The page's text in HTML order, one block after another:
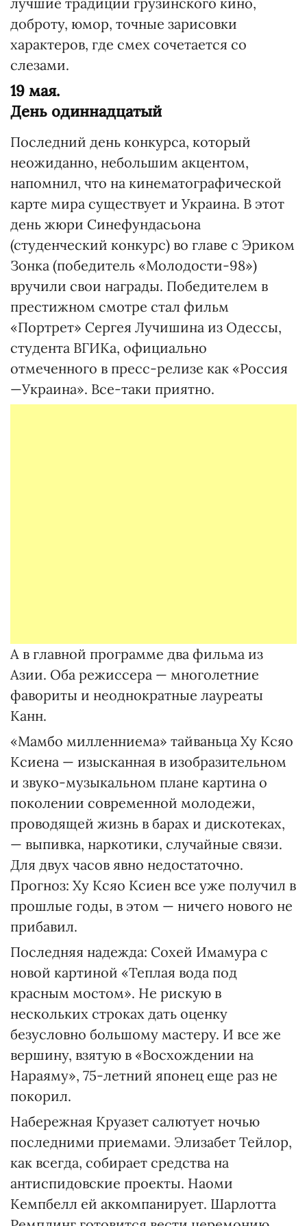
доброту, юмор, точные зарисовки
характеров, где смех сочетается со
слезами.
19 мая.
День одиннадцатый
Последний день конкурса, который
неожиданно, небольшим акцентом,
напомнил, что на кинематографической
карте мира существует и Украина. В этот
день жюри Синефундасьона
(студенческий конкурс) во главе с Эриком
Зонка (победитель «Молодости-98»)
вручили свои награды. Победителем в
престижном смотре стал фильм
«Портрет» Сергея Лучишина из Одессы,
студента ВГИКа, официально
отмеченного в пресс-релизе как «Россия
—Украина». Все-таки приятно.
А в главной программе два фильма из
Азии. Оба режиссера — многолетние
фавориты и неоднократные лауреаты
Канн.
«Мамбо милленниема» тайваньца Ху Ксяо
Ксиена — изысканная в изобразительном
и звуко-музыкальном плане картина о
поколении современной молодежи,
проводящей жизнь в барах и дискотеках,
— выпивка, наркотики, случайные связи.
Для двух часов явно недостаточно.
Прогноз: Ху Ксяо Ксиен все уже получил в
прошлые годы, в этом — ничего нового не
прибавил.
Последняя надежда: Сохей Имамура с
новой картиной «Теплая вода под
красным мостом». Не рискую в
нескольких строках дать оценку
безусловно большому мастеру. И все же
вершину, взятую в «Восхождении на
Нараяму», 75-летний японец еще раз не
покорил.
Набережная Круазет салютует ночью
последними приемами. Элизабет Тейлор,
как всегда, собирает средства на
антиспидовские проекты. Наоми
Кемпбелл ей аккомпанирует. Шарлотта